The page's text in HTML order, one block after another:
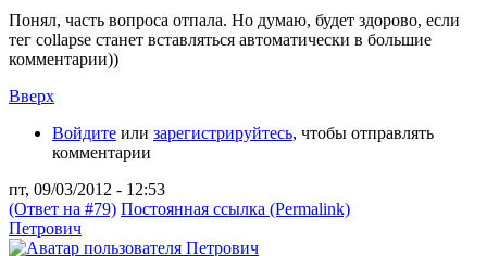
Понял, часть вопроса отпала. Но думаю, будет здорово, если
тег collapse станет вставляться автоматически в большие
комментарии))
Вверх
Войдите или зарегистрируйтесь, чтобы отправлять
комментарии
пт, 09/03/2012 - 12:53
(Ответ на #79) Постоянная ссылка (Permalink)
Петрович